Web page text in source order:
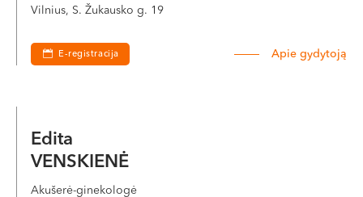
Vilnius, S. Žukausko g. 19
E-registracija Apie gydytoją
Edita
VENSKIENĖ
Akušerė-ginekologė